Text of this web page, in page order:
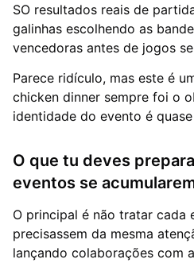
SO resultados reais de
galinhas escolhendo as
vencedoras antes de jogos
Parece ridículo, mas este é
chicken dinner sempre foi o
identidade do evento é
O que tu deves
eventos se
O principal é não tratar cada
precisassem da mesma
lançando colaborações com